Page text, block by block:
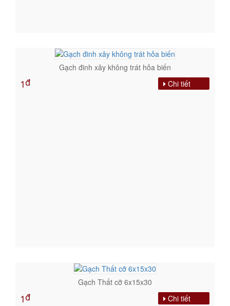
Gạch đinh xây không trát hỏa biến
1đ Chi tiết
Gạch Thất cỡ 6x15x30
1đ Chi tiết